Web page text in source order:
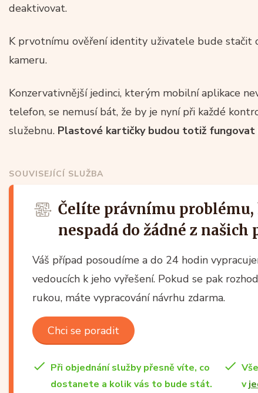
deaktivovat.
K prvotnímu ověření identity uživatele bude stačit
kameru.
Konzervativnější jedinci, kterým mobilní aplikace
telefon, se nemusí bát, že by je nyní při každé
služebnu. Plastové kartičky budou totiž fungovat
SOUVISEJÍCÍ SLUŽBA
Čelíte právnímu problému,
nespadá do žádné z našich
Váš případ posoudíme a do 24 hodin
vedoucích k jeho vyřešení. Pokud se pak
rukou, máte vypracování návrhu zdarma.
Chci se poradit
Při objednání služby přesně víte, co
dostanete a kolik vás to bude stát.
v